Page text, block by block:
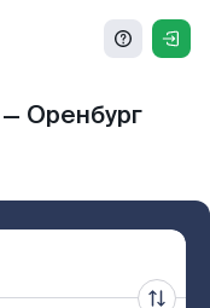
Оренбург